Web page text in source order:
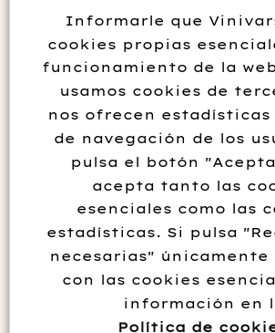
CHANSELUS
TINTAS 2017
Informarle que
cookies propias
funcionamiento de la
usamos cookies de
nos ofrecen
de navegación de los
pulsa el botón
acepta tanto las
esenciales como las
estadísticas. Si pulsa
necesarias" únicamente
con las cookies
información en
Política de